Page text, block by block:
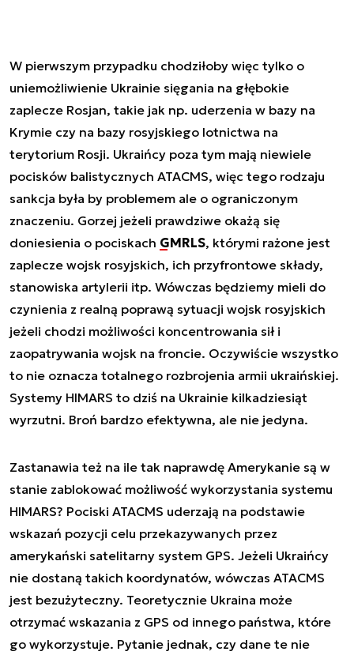
W pierwszym przypadku chodziłoby więc tylko o
uniemożliwienie Ukrainie sięgania na głębokie
zaplecze Rosjan, takie jak np. uderzenia w bazy na
Krymie czy na bazy rosyjskiego lotnictwa na
terytorium Rosji. Ukraińcy poza tym mają niewiele
pocisków balistycznych ATACMS, więc tego rodzaju
sankcja była by problemem ale o ograniczonym
znaczeniu. Gorzej jeżeli prawdziwe okażą się
doniesienia o pociskach GMRLS, którymi rażone jest
zaplecze wojsk rosyjskich, ich przyfrontowe składy,
stanowiska artylerii itp. Wówczas będziemy mieli do
czynienia z realną poprawą sytuacji wojsk rosyjskich
jeżeli chodzi możliwości koncentrowania sił i
zaopatrywania wojsk na froncie. Oczywiście wszystko
to nie oznacza totalnego rozbrojenia armii ukraińskiej.
Systemy HIMARS to dziś na Ukrainie kilkadziesiąt
wyrzutni. Broń bardzo efektywna, ale nie jedyna.
Zastanawia też na ile tak naprawdę Amerykanie są w
stanie zablokować możliwość wykorzystania systemu
HIMARS? Pociski ATACMS uderzają na podstawie
wskazań pozycji celu przekazywanych przez
amerykański satelitarny system GPS. Jeżeli Ukraińcy
nie dostaną takich koordynatów, wówczas ATACMS
jest bezużyteczny. Teoretycznie Ukraina może
otrzymać wskazania z GPS od innego państwa, które
go wykorzystuje. Pytanie jednak, czy dane te nie